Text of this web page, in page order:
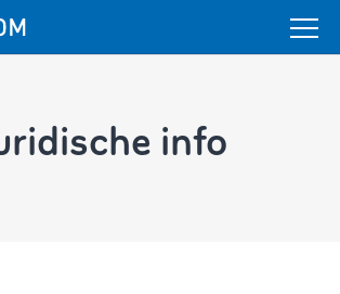
info